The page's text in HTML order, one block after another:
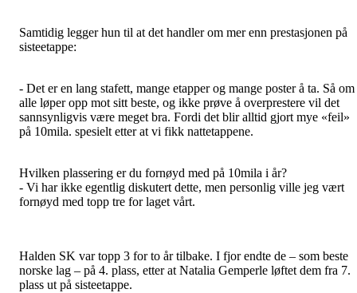
Samtidig legger hun til at det handler om mer enn prestasjonen på
sisteetappe:
- Det er en lang stafett, mange etapper og mange poster å ta. Så om
alle løper opp mot sitt beste, og ikke prøve å overprestere vil det
sannsynligvis være meget bra. Fordi det blir alltid gjort mye «feil»
på 10mila. spesielt etter at vi fikk nattetappene.
Hvilken plassering er du fornøyd med på 10mila i år?
- Vi har ikke egentlig diskutert dette, men personlig ville jeg vært
fornøyd med topp tre for laget vårt.
Halden SK var topp 3 for to år tilbake. I fjor endte de – som beste
norske lag – på 4. plass, etter at Natalia Gemperle løftet dem fra 7.
plass ut på sisteetappe.